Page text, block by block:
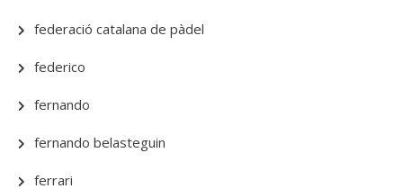
federació catalana de pàdel
federico
fernando
fernando belasteguin
ferrari